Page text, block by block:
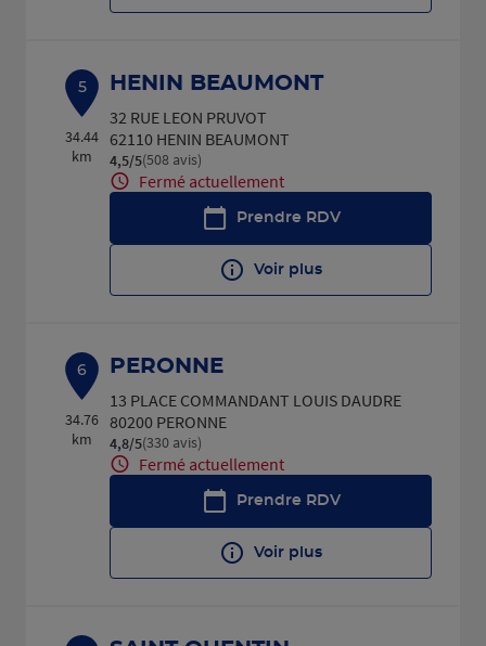
5
34.44
km
HENIN BEAUMONT
32 RUE LEON PRUVOT
62110 HENIN BEAUMONT
4,5/5Note de 4.5 sur 5
(508 avis)
Fermé actuellement
Prendre RDV
Voir plus
6
34.76
km
PERONNE
13 PLACE COMMANDANT LOUIS DAUDRE
80200 PERONNE
4,8/5Note de 4.8 sur 5
(330 avis)
Fermé actuellement
Prendre RDV
Voir plus